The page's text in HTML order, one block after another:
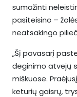
sumažinti
pasiteisino –
neatsakingo
„Šį pavasarį
deginimo atvejų
miškuose.
keturių gaisrų,